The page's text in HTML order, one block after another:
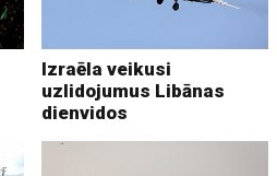
Izraēla veikusi
uzlidojumus Libānas
dienvidos